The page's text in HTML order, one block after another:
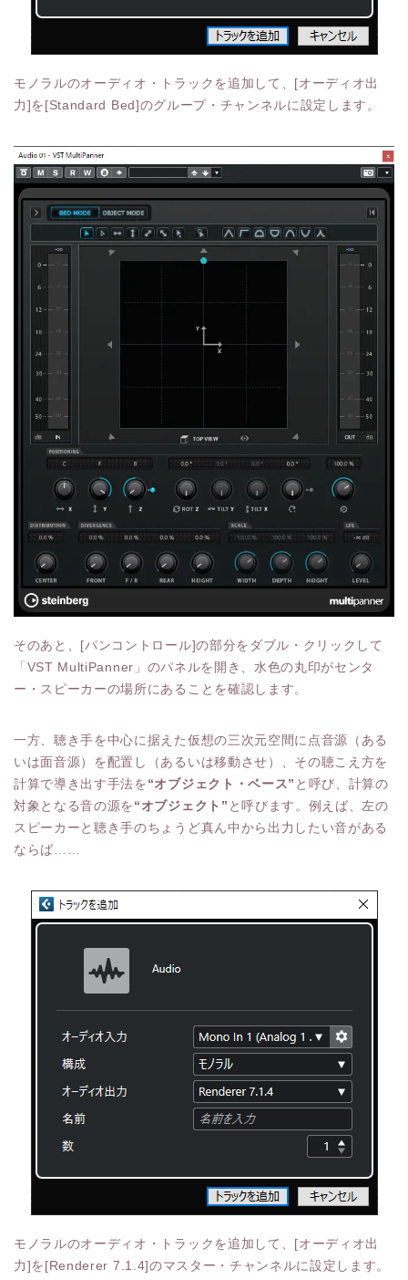
モノラルのオーディオ・トラックを追加して、[オーディオ出
力]を[Standard Bed]のグループ・チャンネルに設定します。
そのあと、[パンコントロール]の部分をダブル・クリックして
「VST MultiPanner」のパネルを開き、水色の丸印がセンタ
ー・スピーカーの場所にあることを確認します。
一方、聴き手を中心に据えた仮想の三次元空間に点音源（ある
いは面音源）を配置し（あるいは移動させ）、その聴こえ方を
計算で導き出す手法を “オブジェクト・ベース” と呼び、計算の
対象となる音の源を “オブジェクト” と呼びます。例えば、左の
スピーカーと聴き手のちょうど真ん中から出力したい音がある
ならば……
モノラルのオーディオ・トラックを追加して、[オーディオ出
力]を[Renderer 7.1.4]のマスター・チャンネルに設定します。